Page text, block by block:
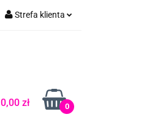
Strefa klienta
0,00 zł 0